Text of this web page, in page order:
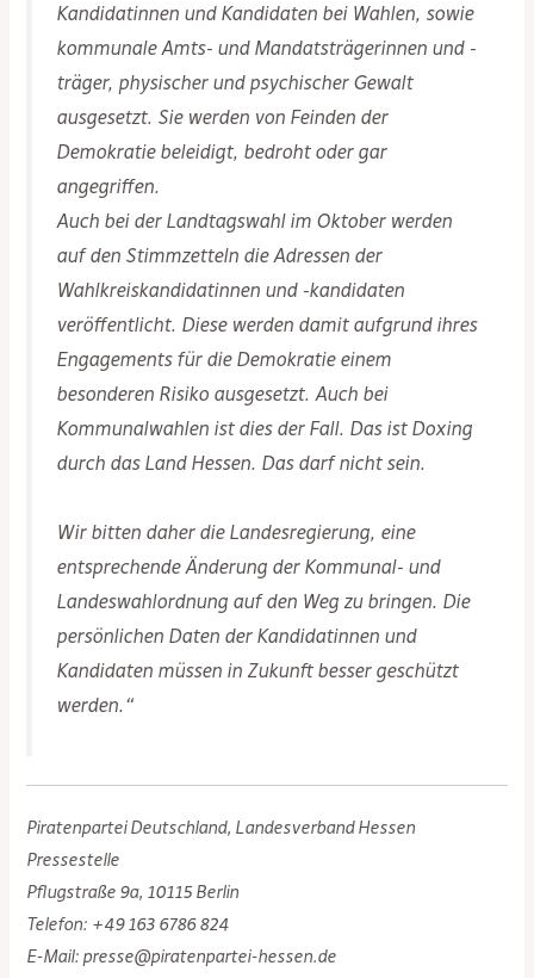
Kandidatinnen und Kandidaten bei Wahlen, sowie
kommunale Amts- und Mandatsträgerinnen und -
träger, physischer und psychischer Gewalt
ausgesetzt. Sie werden von Feinden der
Demokratie beleidigt, bedroht oder gar
angegriffen.
Auch bei der Landtagswahl im Oktober werden
auf den Stimmzetteln die Adressen der
Wahlkreiskandidatinnen und -kandidaten
veröffentlicht. Diese werden damit aufgrund ihres
Engagements für die Demokratie einem
besonderen Risiko ausgesetzt. Auch bei
Kommunalwahlen ist dies der Fall. Das ist Doxing
durch das Land Hessen. Das darf nicht sein.
Wir bitten daher die Landesregierung, eine
entsprechende Änderung der Kommunal- und
Landeswahlordnung auf den Weg zu bringen. Die
persönlichen Daten der Kandidatinnen und
Kandidaten müssen in Zukunft besser geschützt
werden.“
Piratenpartei Deutschland, Landesverband Hessen
Pressestelle
Pflugstraße 9a, 10115 Berlin
Telefon: +49 163 6786 824
E-Mail: presse@piratenpartei-hessen.de